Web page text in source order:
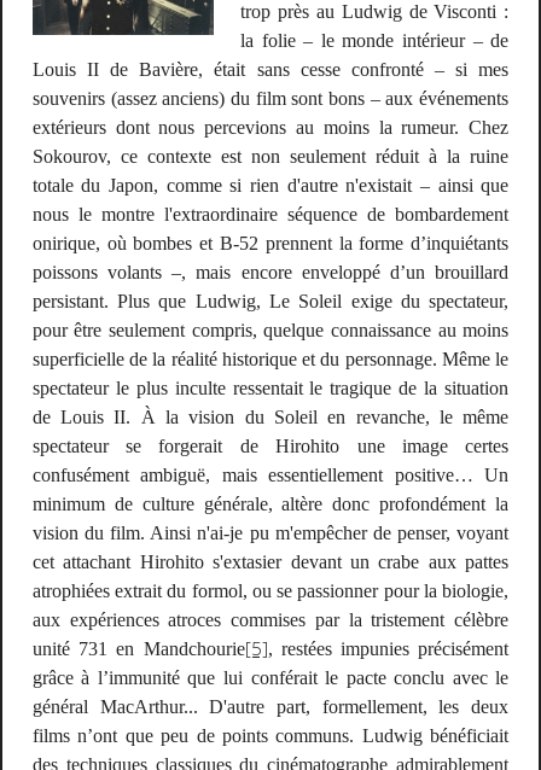
trop près au Ludwigde Visconti :
la folie – le monde intérieur – de
Louis II de Bavière, était sans cesse confronté – si mes
souvenirs (assez anciens) du film sont bons – aux événements
extérieurs dont nous percevions au moins la rumeur. Chez
Sokourov, ce contexte est non seulement réduit à la ruine
totale du Japon, comme si rien d'autre n'existait – ainsi que
nous le montre l'extraordinaire séquence de bombardement
onirique, où bombes et B-52 prennent la forme d’inquiétants
poissons volants –, mais encore enveloppé d’un brouillard
persistant. Plus que Ludwig, Le Soleil exige du spectateur,
pour être seulement compris, quelque connaissance au moins
superficielle de la réalité historique et du personnage. Même le
spectateur le plus inculte ressentait le tragique de la situation
de Louis II. À la vision du Soleil en revanche, le même
spectateur se forgerait de Hirohito une image certes
confusément ambiguë, mais essentiellement positive… Un
minimum de culture générale, altère donc profondément la
vision du film. Ainsi n'ai-je pu m'empêcher de penser, voyant
cet attachant Hirohito s'extasier devant un crabe aux pattes
atrophiées extrait du formol, ou se passionner pour la biologie,
aux expériences atroces commises par la tristement célèbre
unité 731 en Mandchourie[5], restées impunies précisément
grâce à l’immunité que lui conférait le pacte conclu avec le
général MacArthur... D'autre part, formellement, les deux
films n’ont que peu de points communs. Ludwigbénéficiait
des techniques classiques du cinématographe admirablement